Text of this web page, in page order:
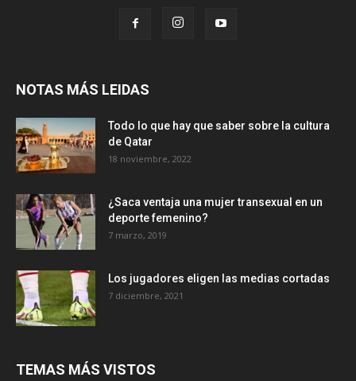
NOTAS MÁS LEIDAS
Todo lo que hay que saber sobre la cultura
de Qatar
18 noviembre, 2022
¿Saca ventaja una mujer transexual en un
deporte femenino?
7 marzo, 2019
Los jugadores eligen las medias cortadas
7 diciembre, 2021
TEMAS MÁS VISTOS